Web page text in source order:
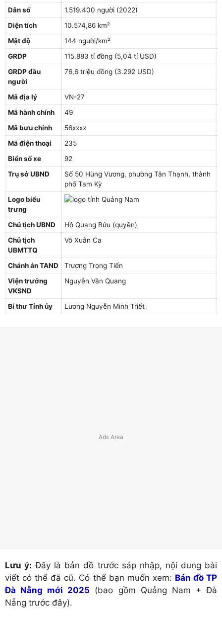
Dân số
1.519.400 người (2022)
Diện tích
10.574,86 km²
Mật độ
144 người/km²
GRDP
115.883 tỉ đồng (5,04 tỉ USD)
GRDP đầu
người
76,6 triệu đồng (3.292 USD)
Mã địa lý
VN-27
Mã hành chính
49
Mã bưu chính
56xxxx
Mã điện thoại
235
Biển số xe
92
Trụ sở UBND
Số 50 Hùng Vương, phường Tân Thạnh, thành
phố Tam Kỳ
Logo biểu
trưng
Chủ tịch UBND
Hồ Quang Bửu (quyền)
Chủ tịch
UBMTTQ
Võ Xuân Ca
Chánh án TAND
Trương Trọng Tiến
Viện trưởng
VKSND
Nguyễn Văn Quang
Bí thư Tỉnh ủy Lương Nguyễn Minh Triết
Lưu ý: Đây là bản đồ trước sáp nhập, nội dung bài
viết có thể đã cũ. Có thể bạn muốn xem: Bản đồ TP
Đà Nẵng mới 2025 (bao gồm Quảng Nam + Đà
Nẵng trước đây).